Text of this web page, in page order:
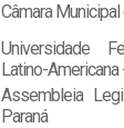
Câmara
Universidade
Latino-Americana
Assembleia
Paraná